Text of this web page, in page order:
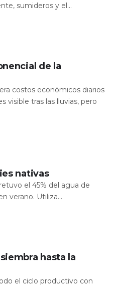
sumideros y el...
de la
costos económicos diarios
visible tras las lluvias, pero
nativas
el 45% del agua de
verano. Utiliza...
hasta la
el ciclo productivo con